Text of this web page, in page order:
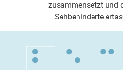
zusammensetzt und
Sehbehinderte